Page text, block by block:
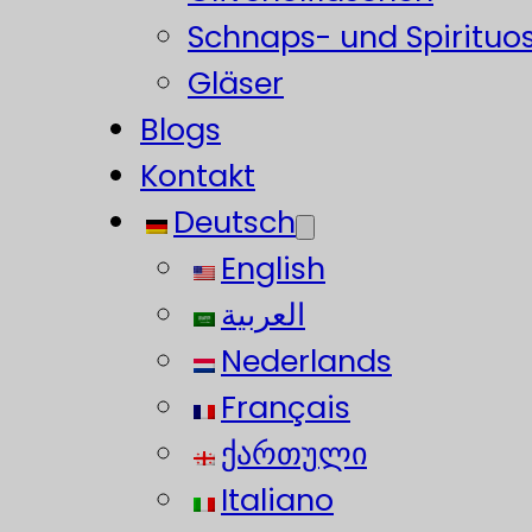
Schnaps- und
Gläser
Blogs
Kontakt
Deutsch
English
العربية
Nederlands
Français
ქართული
Italiano